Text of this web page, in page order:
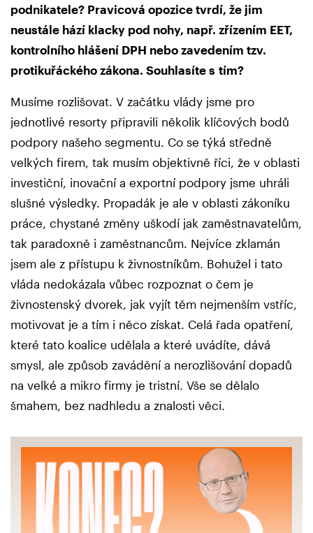
podnikatele? Pravicová opozice tvrdí, že jim
neustále hází klacky pod nohy, např. zřízením EET,
kontrolního hlášení DPH nebo zavedením tzv.
protikuřáckého zákona. Souhlasíte s tím?
Musíme rozlišovat. V začátku vlády jsme pro
jednotlivé resorty připravili několik klíčových bodů
podpory našeho segmentu. Co se týká středně
velkých firem, tak musím objektivně říci, že v oblasti
investiční, inovační a exportní podpory jsme uhráli
slušné výsledky. Propadák je ale v oblasti zákoníku
práce, chystané změny uškodí jak zaměstnavatelům,
tak paradoxně i zaměstnancům. Nejvíce zklamán
jsem ale z přístupu k živnostníkům. Bohužel i tato
vláda nedokázala vůbec rozpoznat o čem je
živnostenský dvorek, jak vyjít těm nejmenším vstříc,
motivovat je a tím i něco získat. Celá řada opatření,
které tato koalice udělala a které uvádíte, dává
smysl, ale způsob zavádění a nerozlišování dopadů
na velké a mikro firmy je tristní. Vše se dělalo
šmahem, bez nadhledu a znalosti věci.